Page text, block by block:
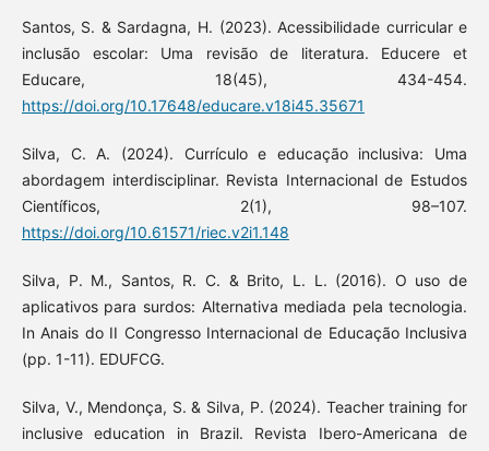
Santos, S. & Sardagna, H. (2023). Acessibilidade curricular e
inclusão escolar: Uma revisão de literatura. Educere et
Educare, 18(45), 434-454.
https://doi.org/10.17648/educare.v18i45.35671
Silva, C. A. (2024). Currículo e educação inclusiva: Uma
abordagem interdisciplinar. Revista Internacional de Estudos
Científicos, 2(1), 98–107.
https://doi.org/10.61571/riec.v2i1.148
Silva, P. M., Santos, R. C. & Brito, L. L. (2016). O uso de
aplicativos para surdos: Alternativa mediada pela tecnologia.
In Anais do II Congresso Internacional de Educação Inclusiva
(pp. 1-11). EDUFCG.
Silva, V., Mendonça, S. & Silva, P. (2024). Teacher training for
inclusive education in Brazil. Revista Ibero-Americana de